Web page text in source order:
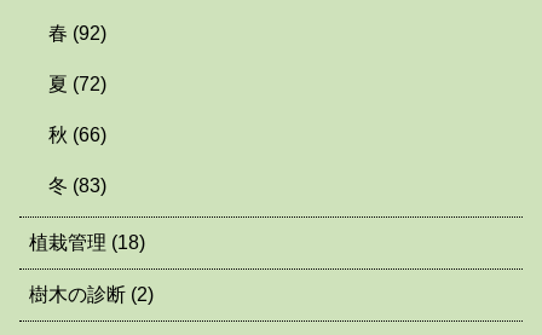
春 (92)
夏 (72)
秋 (66)
冬 (83)
植栽管理 (18)
樹木の診断 (2)